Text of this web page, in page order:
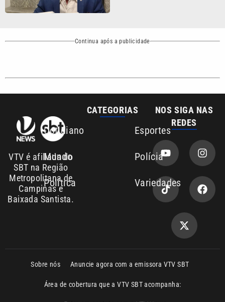
SBT na Região
Metropolitana de
Campinas e
Cotidiano Esportes
Polícia
Política Variedades
Anuncie agora com a emissora VTV SBT
Área de cobertura que a VTV SBT acompanha:
Copyright © 2026. Todos os direitos
Política de privacidade